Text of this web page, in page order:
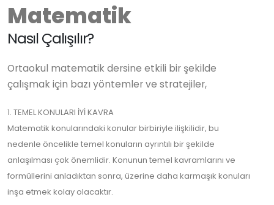
Matematik
Nasıl Çalışılır?
Ortaokul matematik dersine etkili bir şekilde
çalışmak için bazı yöntemler ve stratejiler,
1. TEMEL KONULARI İYİ KAVRA
Matematik konularındaki konular birbiriyle ilişkilidir, bu
nedenle öncelikle temel konuların ayrıntılı bir şekilde
anlaşılması çok önemlidir. Konunun temel kavramlarını ve
formüllerini anladıktan sonra, üzerine daha karmaşık konuları
inşa etmek kolay olacaktır.